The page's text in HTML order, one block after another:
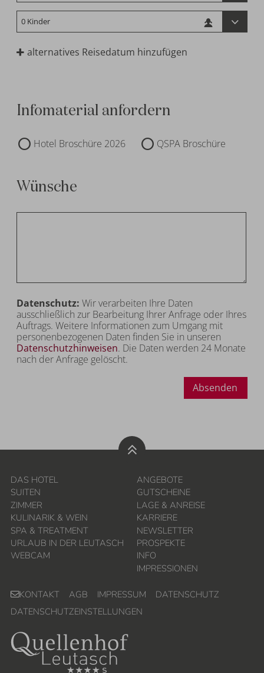
alternatives Reisedatum hinzufügen
Infomaterial anfordern
Hotel Broschüre 2026 QSPA Broschüre
Wünsche
Datenschutz:Wir verarbeiten Ihre Daten
ausschließlich zur Bearbeitung Ihrer Anfrage oder Ihres
Auftrags. Weitere Informationen zum Umgang mit
personenbezogenen Daten finden Sie in unseren
Datenschutzhinweisen. Die Daten werden 24 Monate
nach der Anfrage gelöscht.
Absenden
DAS HOTEL
SUITEN
ZIMMER
KULINARIK & WEIN
SPA & TREATMENT
URLAUB IN DER LEUTASCH
WEBCAM
ANGEBOTE
GUTSCHEINE
LAGE & ANREISE
KARRIERE
NEWSLETTER
PROSPEKTE
INFO
IMPRESSIONEN
KONTAKT AGB IMPRESSUM
DATENSCHUTZ
DATENSCHUTZEINSTELLUNGEN